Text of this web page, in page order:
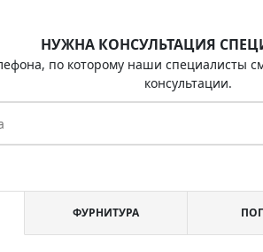
НУЖНА КОНСУЛЬТАЦИЯ
по которому наши специалисты
консультации.
ФУРНИТУРА